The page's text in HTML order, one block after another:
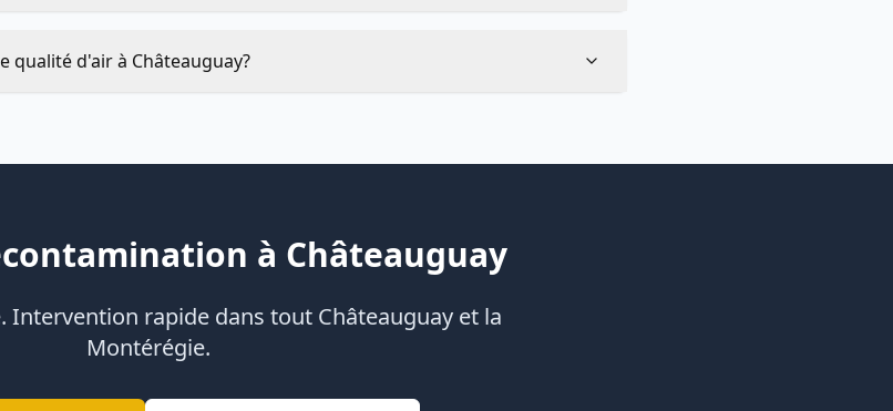
qualité d'air à Châteauguay?
à Châteauguay
Intervention rapide dans tout Châteauguay et la
Montérégie.